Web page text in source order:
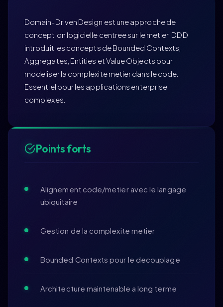
Domain-Driven Design est une approche de
conception logicielle centree sur le metier. DDD
introduit les concepts de Bounded Contexts,
Aggregates, Entities et Value Objects pour
modeliser la complexite metier dans le code.
Essentiel pour les applications enterprise
complexes.
Points forts
Alignement code/metier avec le langage
ubiquitaire
Gestion de la complexite metier
Bounded Contexts pour le decouplage
Architecture maintenable a long terme